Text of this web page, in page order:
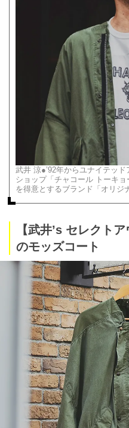
武井 涼●’92年からユナイテッド
ショップ「チャコール トーキ
を得意とするブランド「オリジ
【武井’s セレクト
のモッズコート